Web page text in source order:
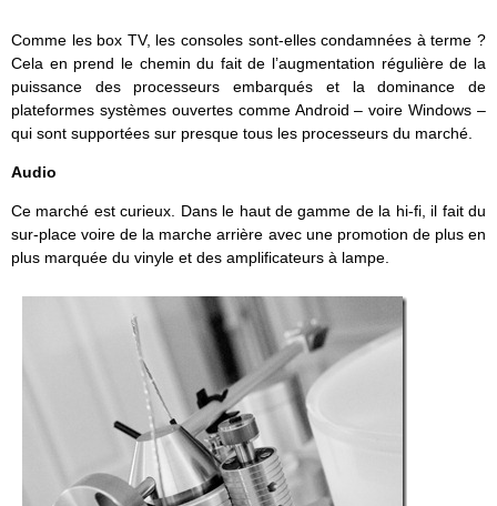
Comme les box TV, les consoles sont-elles condamnées à terme ?
Cela en prend le chemin du fait de l’augmentation régulière de la
puissance des processeurs embarqués et la dominance de
plateformes systèmes ouvertes comme Android – voire Windows –
qui sont supportées sur presque tous les processeurs du marché.
Audio
Ce marché est curieux. Dans le haut de gamme de la hi-fi, il fait du
sur-place voire de la marche arrière avec une promotion de plus en
plus marquée du vinyle et des amplificateurs à lampe.